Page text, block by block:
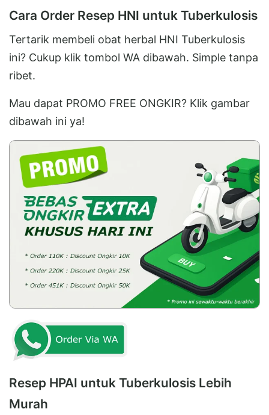
Cara Order Resep HNI untuk Tuberkulosis
Tertarik membeli obat herbal HNI Tuberkulosis
ini? Cukup klik tombol WA dibawah. Simple tanpa
ribet.
Mau dapat PROMO FREE ONGKIR? Klik gambar
dibawah ini ya!
Resep HPAI untuk Tuberkulosis Lebih
Murah